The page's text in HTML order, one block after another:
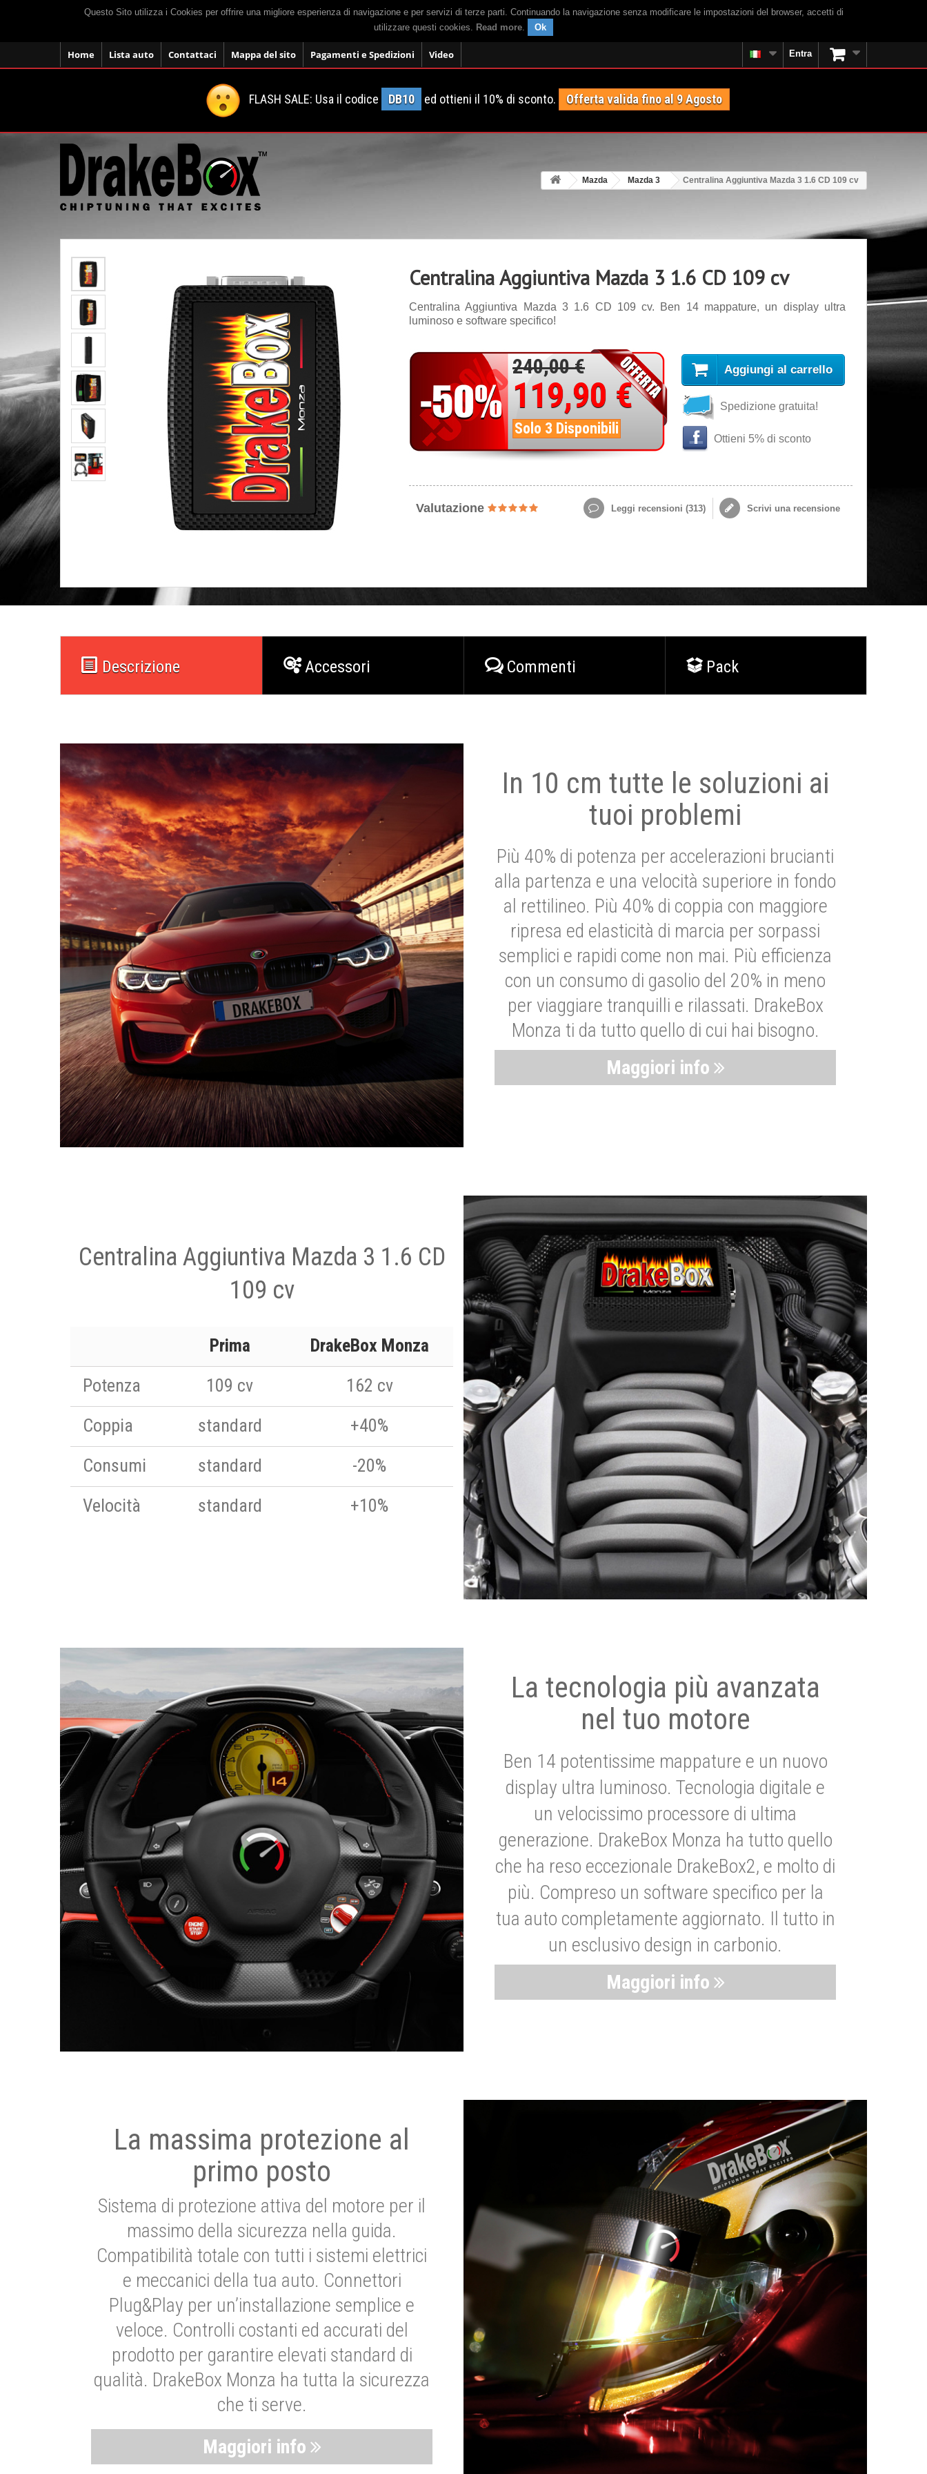
Questo Sito utilizza i Cookies per offrire una migliore esperienza di navigazione e per servizi di terze parti. Continuando la navigazione senza modificare le impostazioni del browser, accetti di
utilizzare questi cookies. Read more. Ok
Home Lista auto Contattaci Mappa del sito Pagamenti e Spedizioni Video Entra
FLASH SALE: Usa il codice DB10 ed ottieni il 10% di sconto. Offerta valida fino al 9 Agosto
Mazda Mazda 3 Centralina Aggiuntiva Mazda 3 1.6 CD 109 cv
Centralina Aggiuntiva Mazda 3 1.6 CD 109 cv
Centralina Aggiuntiva Mazda 3 1.6 CD 109 cv. Ben 14 mappature, un display ultra
luminoso e software specifico!
240,00 €
119,90 €
Solo 3 Disponibili
Aggiungi al carrello
Spedizione gratuita!
Ottieni 5% di sconto
Valutazione Leggi recensioni (313) Scrivi una recensione
Descrizione Accessori Commenti Pack
In 10 cm tutte le soluzioni ai
tuoi problemi
Più 40% di potenza per accelerazioni brucianti
alla partenza e una velocità superiore in fondo
al rettilineo. Più 40% di coppia con maggiore
ripresa ed elasticità di marcia per sorpassi
semplici e rapidi come non mai. Più efficienza
con un consumo di gasolio del 20% in meno
per viaggiare tranquilli e rilassati. DrakeBox
Monza ti da tutto quello di cui hai bisogno.
Maggiori info
Centralina Aggiuntiva Mazda 3 1.6 CD
109 cv
Prima
DrakeBox Monza
Potenza
109 cv
162 cv
Coppia
standard
+40%
Consumi
standard
-20%
Velocità
standard +10%
La tecnologia più avanzata
nel tuo motore
Ben 14 potentissime mappature e un nuovo
display ultra luminoso. Tecnologia digitale e
un velocissimo processore di ultima
generazione. DrakeBox Monza ha tutto quello
che ha reso eccezionale DrakeBox2, e molto di
più. Compreso un software specifico per la
tua auto completamente aggiornato. Il tutto in
un esclusivo design in carbonio.
Maggiori info
La massima protezione al
primo posto
Sistema di protezione attiva del motore per il
massimo della sicurezza nella guida.
Compatibilità totale con tutti i sistemi elettrici
e meccanici della tua auto. Connettori
Plug&Play per un’installazione semplice e
veloce. Controlli costanti ed accurati del
prodotto per garantire elevati standard di
qualità. DrakeBox Monza ha tutta la sicurezza
che ti serve.
Maggiori info